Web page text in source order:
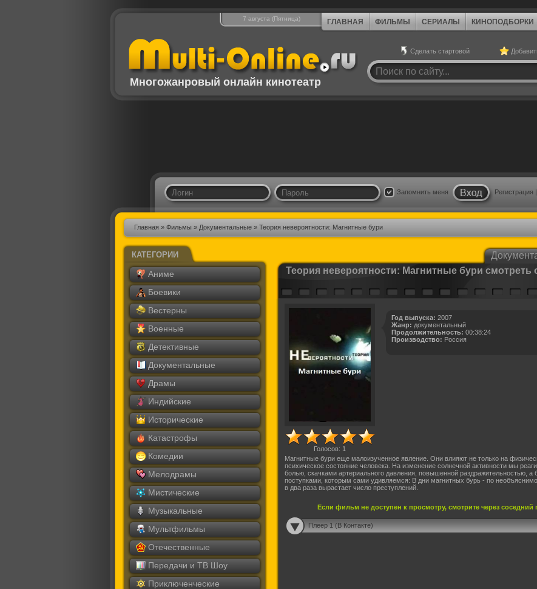
7 августа (Пятница) ГЛАВНАЯ ФИЛЬМЫ СЕРИАЛЫ КИНОПОДБОРКИ
Многожанровый онлайн кинотеатр
Сделать стартовой
Запомнить меня Регистрация |
Главная» Фильмы» Документальные» Теория невероятности: Магнитные бури
КАТЕГОРИИ
Аниме
Боевики
Вестерны
Военные
Детективные
Документальные
Драмы
Индийские
Исторические
Катастрофы
Комедии
Мелодрамы
Мистические
Музыкальные
Мультфильмы
Отечественные
Передачи и ТВ Шоу
Приключенческие
Теория невероятности: Магнитные бури смотреть
Голосов: 1
Год выпуска: 2007
Жанр: документальный
Продолжительность: 00:38:24
Производство: Россия
Магнитные бури еще малоизученное явление. Они влияют не только на
психическое состояние человека. На изменение солнечной активности мы
болью, скачками артериального давления, повышенной раздражительностью, а
поступками, которым сами удивляемся: В дни магнитных бурь - по
в два раза вырастает число преступлений.
Если фильм не доступен к просмотру, смотрите через соседний
Плеер 1 (В Контакте)